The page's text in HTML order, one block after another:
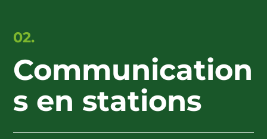
02.
Communication
s en stations